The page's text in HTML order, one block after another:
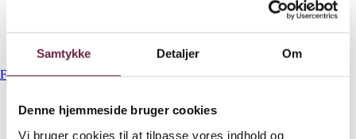
Samtykke Detaljer Om
Denne hjemmeside bruger cookies
Vi bruger cookies til at tilpasse vores indhold og
Bestil gaveshop
Forside/Op til 300 kr./Södahl gentle plaid